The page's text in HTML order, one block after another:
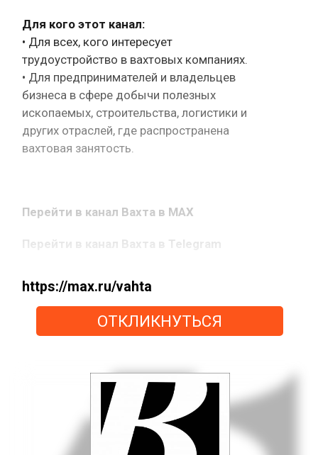
Для кого этот канал:
• Для всех, кого интересует
трудоустройство в вахтовых компаниях.
• Для предпринимателей и владельцев
бизнеса в сфере добычи полезных
ископаемых, строительства, логистики и
других отраслей, где распространена
вахтовая занятость.
Перейти в канал Вахта в MAX
Перейти в канал Вахта в Telegram
https://max.ru/vahta
ОТКЛИКНУТЬСЯ